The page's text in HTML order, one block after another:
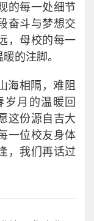
的每一处细节
奋斗与梦想交
，母校的每一
的注脚。
海相隔，难阻
月的温暖回
这份源自吉大
一位校友身体
，我们再话过